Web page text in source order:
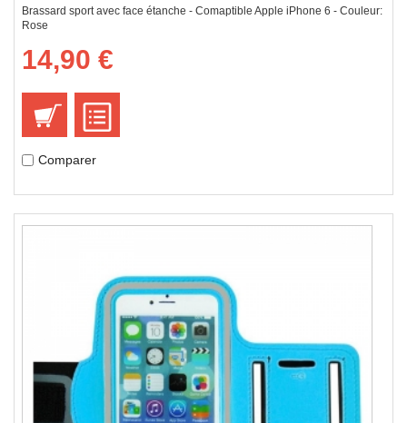
Brassard sport avec face étanche - Comaptible Apple iPhone 6 - Couleur:
Rose
14,90 €
Comparer